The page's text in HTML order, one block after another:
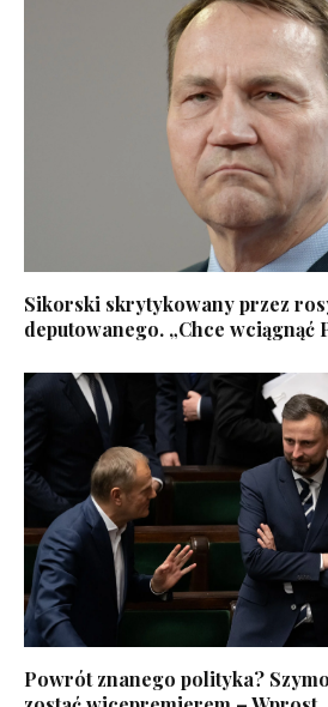
Sikorski skrytykowany przez
deputowanego. „Chce wciągnąć
Powrót znanego polityka?